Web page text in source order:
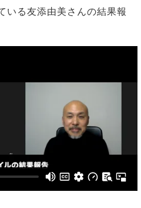
いる友添由美さんの結果報